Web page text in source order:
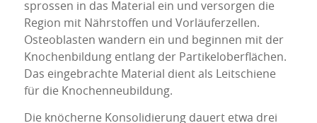
sprossen in das Material ein und versorgen die
Region mit Nährstoffen und Vorläuferzellen.
Osteoblasten wandern ein und beginnen mit der
Knochenbildung entlang der Partikeloberflächen.
Das eingebrachte Material dient als Leitschiene
für die Knochenneubildung.
Die knöcherne Konsolidierung dauert etwa drei